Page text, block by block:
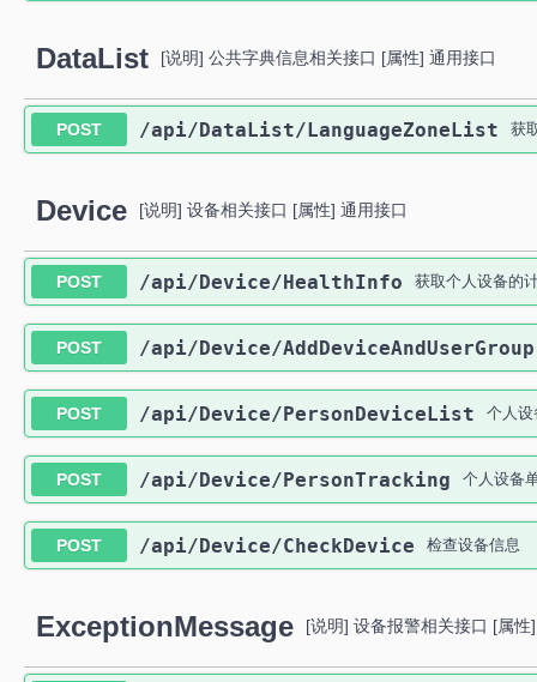
DataList [说明] 公共字典信息相关接口 [属性] 通用接口
POST ​/api​/DataList​/LanguageZoneList 获
Device [说明] 设备相关接口 [属性] 通用接口
POST ​/api​/Device​/HealthInfo 获取个人设备的
POST ​/api​/Device​/AddDeviceAndUserGroup
POST ​/api​/Device​/PersonDeviceList 个人
POST ​/api​/Device​/PersonTracking 个人设备
POST ​/api​/Device​/CheckDevice 检查设备信息
ExceptionMessage [说明] 设备报警相关接口 [属性